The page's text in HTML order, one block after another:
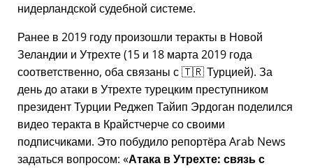
нидерландской судебной системе.
Ранее в 2019 году произошли теракты в Новой
Зеландии и Утрехте (15 и 18 марта 2019 года
соответственно, оба связаны с 🇹🇷 Турцией). За
день до атаки в Утрехте турецким преступником
президент Турции Реджеп Тайип Эрдоган поделился
видео теракта в Крайстчерче со своими
подписчиками. Это побудило репортёра Arab News
задаться вопросом: Атака в Утрехте: связь с